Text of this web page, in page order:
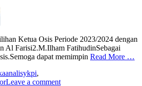
Ketua Osis Periode 2023/2024 dengan
Al Farisi2.M.Ilham FatihudinSebagai
dapat memimpin Read More …
,
Leave a comment